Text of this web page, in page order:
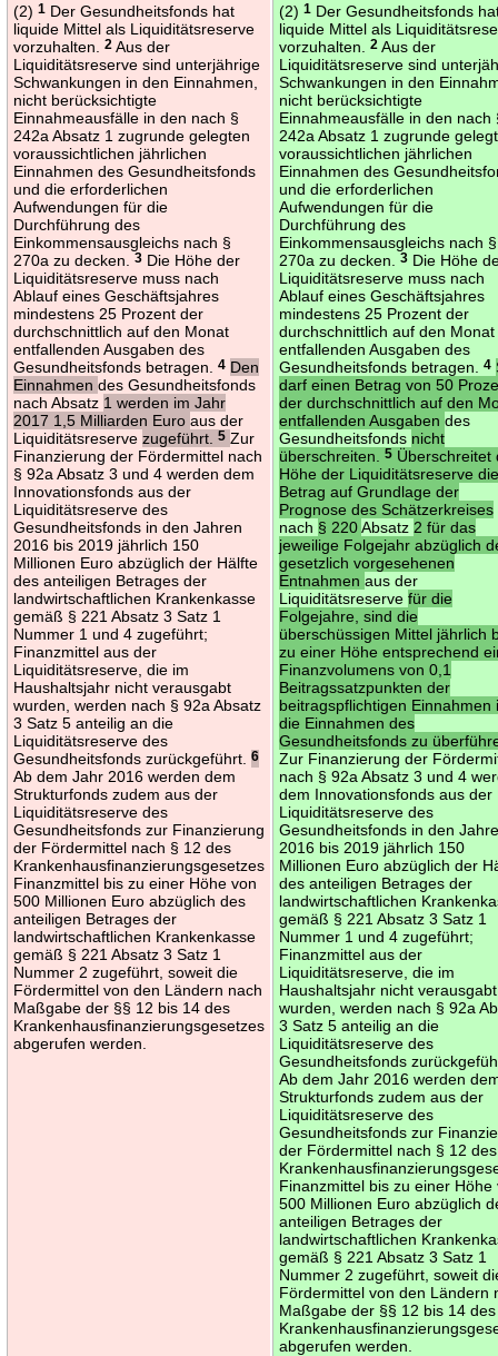
(2)1 Der Gesundheitsfonds hat
liquide Mittel als Liquiditätsreserve
vorzuhalten.2 Aus der
Liquiditätsreserve sind unterjährige
Schwankungen in den Einnahmen,
nicht berücksichtigte
Einnahmeausfälle in den nach §
242a Absatz 1 zugrunde gelegten
voraussichtlichen jährlichen
Einnahmen des Gesundheitsfonds
und die erforderlichen
Aufwendungen für die
Durchführung des
Einkommensausgleichs nach §
270a zu decken.3 Die Höhe der
Liquiditätsreserve muss nach
Ablauf eines Geschäftsjahres
mindestens 25 Prozent der
durchschnittlich auf den Monat
entfallenden Ausgaben des
Gesundheitsfonds betragen.4 Den
Einnahmendes Gesundheitsfonds
nach Absatz 1 werden im Jahr
2017 1,5 Milliarden Euroaus der
Liquiditätsreservezugeführt.5 Zur
Finanzierung der Fördermittel nach
§ 92a Absatz 3 und 4 werden dem
Innovationsfonds aus der
Liquiditätsreserve des
Gesundheitsfonds in den Jahren
2016 bis 2019 jährlich 150
Millionen Euro abzüglich der Hälfte
des anteiligen Betrages der
landwirtschaftlichen Krankenkasse
gemäß § 221 Absatz 3 Satz 1
Nummer 1 und 4 zugeführt;
Finanzmittel aus der
Liquiditätsreserve, die im
Haushaltsjahr nicht verausgabt
wurden, werden nach § 92a Absatz
3 Satz 5 anteilig an die
Liquiditätsreserve des
Gesundheitsfonds zurückgeführt.6
Ab dem Jahr 2016 werden dem
Strukturfonds zudem aus der
Liquiditätsreserve des
Gesundheitsfonds zur Finanzierung
der Fördermittel nach § 12 des
Krankenhausfinanzierungsgesetzes
Finanzmittel bis zu einer Höhe von
500 Millionen Euro abzüglich des
anteiligen Betrages der
landwirtschaftlichen Krankenkasse
gemäß § 221 Absatz 3 Satz 1
Nummer 2 zugeführt, soweit die
Fördermittel von den Ländern nach
Maßgabe der §§ 12 bis 14 des
Krankenhausfinanzierungsgesetzes
abgerufen werden.
(2)1 Der Gesundheitsfonds
liquide Mittel als
vorzuhalten.2 Aus der
Liquiditätsreserve sind
Schwankungen in den
nicht berücksichtigte
Einnahmeausfälle in den nach
242a Absatz 1 zugrunde
voraussichtlichen jährlichen
Einnahmen des
und die erforderlichen
Aufwendungen für die
Durchführung des
Einkommensausgleichs nach §
270a zu decken.3 Die Höhe
Liquiditätsreserve muss nach
Ablauf eines Geschäftsjahres
mindestens 25 Prozent der
durchschnittlich auf den Monat
entfallenden Ausgaben des
Gesundheitsfonds betragen.4
darf einen Betrag von 50
der durchschnittlich auf den
entfallenden Ausgabendes
Gesundheitsfonds nicht
überschreiten.5 Überschreitet
Höhe der Liquiditätsreserve
Betrag auf Grundlage der
Prognose des Schätzerkreises
nach § 220Absatz 2 für das
jeweilige Folgejahr abzüglich
gesetzlich vorgesehenen
Entnahmenaus der
Liquiditätsreservefür die
Folgejahre, sind die
überschüssigen Mittel jährlich
zu einer Höhe entsprechend
Finanzvolumens von 0,1
Beitragssatzpunkten der
beitragspflichtigen Einnahmen
die Einnahmen des
Gesundheitsfonds zu
Zur Finanzierung der
nach § 92a Absatz 3 und 4
dem Innovationsfonds aus der
Liquiditätsreserve des
Gesundheitsfonds in den
2016 bis 2019 jährlich 150
Millionen Euro abzüglich der
des anteiligen Betrages der
landwirtschaftlichen
gemäß § 221 Absatz 3 Satz 1
Nummer 1 und 4 zugeführt;
Finanzmittel aus der
Liquiditätsreserve, die im
Haushaltsjahr nicht verausgabt
wurden, werden nach § 92a
3 Satz 5 anteilig an die
Liquiditätsreserve des
Gesundheitsfonds
Ab dem Jahr 2016 werden
Strukturfonds zudem aus der
Liquiditätsreserve des
Gesundheitsfonds zur
der Fördermittel nach § 12 des
Finanzmittel bis zu einer Höhe
500 Millionen Euro abzüglich
anteiligen Betrages der
landwirtschaftlichen
gemäß § 221 Absatz 3 Satz 1
Nummer 2 zugeführt, soweit
Fördermittel von den Ländern
Maßgabe der §§ 12 bis 14 des
abgerufen werden.